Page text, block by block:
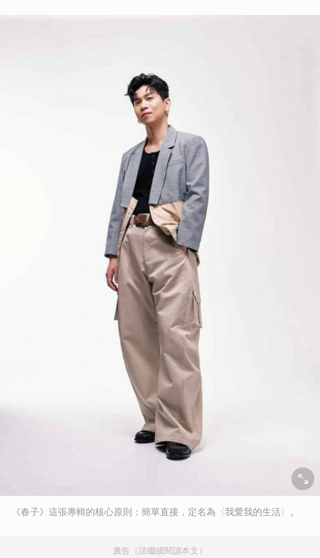
《春子》這張專輯的核心原則：簡單直接，定名為〈我愛我的生活〉。
廣告（請繼續閱讀本文）